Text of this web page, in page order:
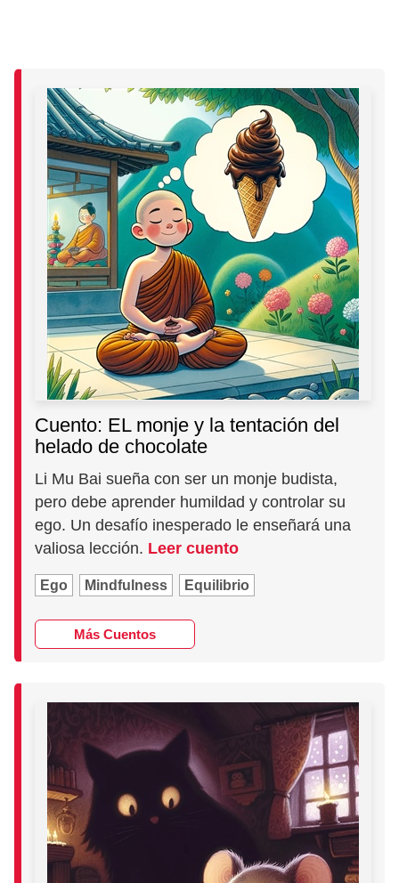
Cuento: EL monje y la tentación del
helado de chocolate
Li Mu Bai sueña con ser un monje budista,
pero debe aprender humildad y controlar su
ego. Un desafío inesperado le enseñará una
valiosa lección. Leer cuento
Ego Mindfulness Equilibrio
Más Cuentos